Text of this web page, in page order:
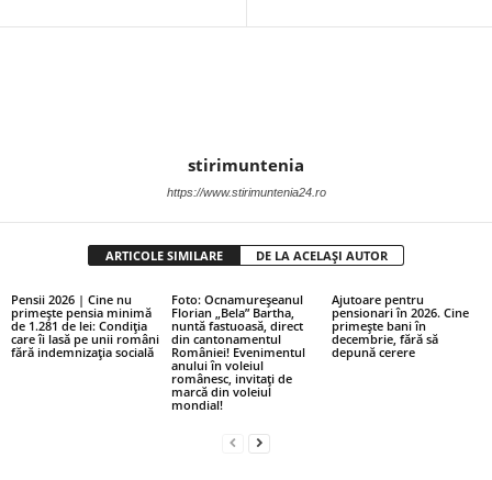
stirimuntenia
https://www.stirimuntenia24.ro
ARTICOLE SIMILARE DE LA ACELAȘI AUTOR
Pensii 2026 | Cine nu
primește pensia minimă
de 1.281 de lei: Condiția
care îi lasă pe unii români
fără indemnizația socială
Foto: Ocnamureșeanul
Florian „Bela” Bartha,
nuntă fastuoasă, direct
din cantonamentul
României! Evenimentul
anului în voleiul
românesc, invitați de
marcă din voleiul
mondial!
Ajutoare pentru
pensionari în 2026. Cine
primește bani în
decembrie, fără să
depună cerere